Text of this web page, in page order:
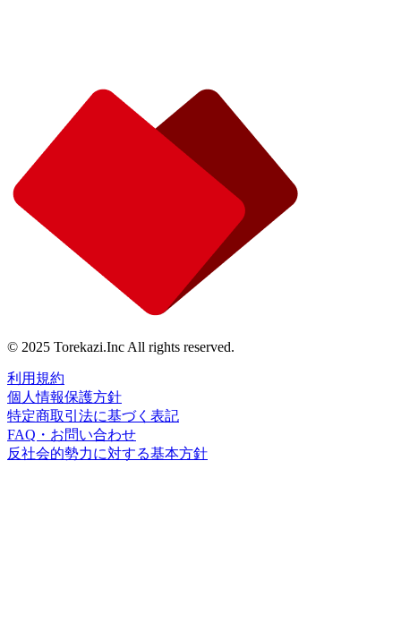
© 2025 Torekazi.Inc All rights reserved.
利用規約
個人情報保護方針
特定商取引法に基づく表記
FAQ・お問い合わせ
反社会的勢力に対する基本方針